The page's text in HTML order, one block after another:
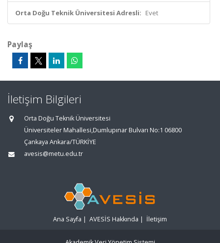
Orta Doğu Teknik Üniversitesi Adresli: Evet
Paylaş
İletişim Bilgileri
Orta Doğu Teknik Üniversitesi
Üniversiteler Mahallesi,Dumlupınar Bulvarı No:1 06800
Çankaya Ankara/TÜRKİYE
avesis@metu.edu.tr
Ana Sayfa | AVESİS Hakkında | İletişim